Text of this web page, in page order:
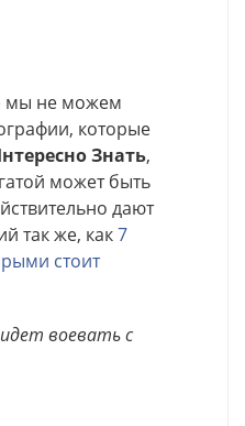
мы не можем
которые
Знать,
может быть
дают
так же, как7
стоит
воевать с